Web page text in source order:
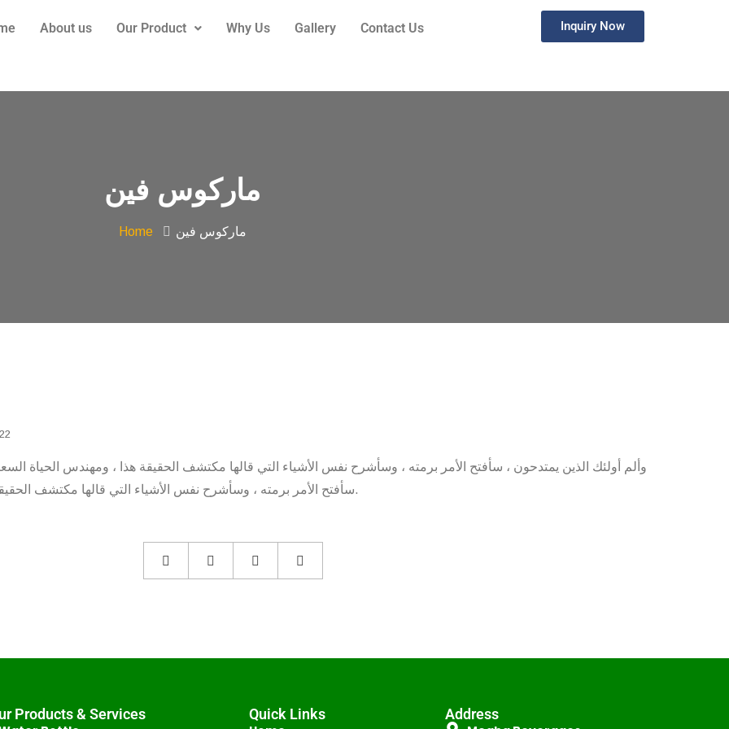
About us Our Product Why Us Gallery Contact Us Inquiry Now
ماركوس فين
Home ماركوس فين
وألم أولئك الذين يمتدحون ، سأفتح الأمر برمته ، وسأشرح نفس الأشياء التي قالها مكتشف الحقيقة هذا ، ومهندس الحياة
سأفتح الأمر برمته ، وسأشرح نفس الأشياء التي قالها مكتشف الحقيقة هذا ، ومهندس الحياة السعيدة. لا أحد يريد المتعة نفسها.
Products & Services Quick Links Address